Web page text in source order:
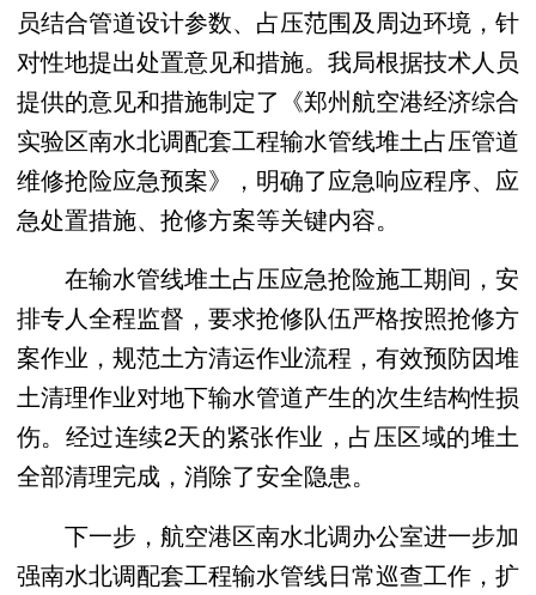
员结合管道设计参数、占压范围及周边环境，针
对性地提出处置意见和措施。我局根据技术人员
提供的意见和措施制定了《郑州航空港经济综合
实验区南水北调配套工程输水管线堆土占压管道
维修抢险应急预案》，明确了应急响应程序、应
急处置措施、抢修方案等关键内容。
在输水管线堆土占压应急抢险施工期间，安
排专人全程监督，要求抢修队伍严格按照抢修方
案作业，规范土方清运作业流程，有效预防因堆
土清理作业对地下输水管道产生的次生结构性损
伤。经过连续2天的紧张作业，占压区域的堆土
全部清理完成，消除了安全隐患。
下一步，航空港区南水北调办公室进一步加
强南水北调配套工程输水管线日常巡查工作，扩